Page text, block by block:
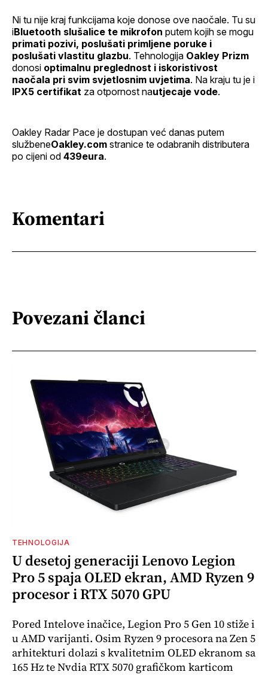
Ni tu nije kraj funkcijama koje donose ove naočale. Tu su
iBluetooth slušalice te mikrofon putem kojih se mogu
primati pozivi, poslušati primljene poruke i
poslušati vlastitu glazbu. Tehnologija Oakley Prizm
donosi optimalnu preglednost i iskoristivost
naočala pri svim svjetlosnim uvjetima. Na kraju tu je i
IPX5 certifikat za otpornost nautjecaje vode.
Oakley Radar Pace je dostupan već danas putem
službeneOakley.com stranice te odabranih distributera
po cijeni od 439eura.
Komentari
Povezani članci
TEHNOLOGIJA
U desetoj generaciji Lenovo Legion
Pro 5 spaja OLED ekran, AMD Ryzen 9
procesor i RTX 5070 GPU
Pored Intelove inačice, Legion Pro 5 Gen 10 stiže i
u AMD varijanti. Osim Ryzen 9 procesora na Zen 5
arhitekturi dolazi s kvalitetnim OLED ekranom sa
165 Hz te Nvdia RTX 5070 grafičkom karticom